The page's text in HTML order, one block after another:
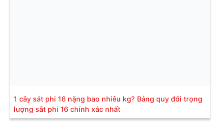
1 cây sắt phi 16 nặng bao nhiêu kg? Bảng quy đổi trọng
lượng sắt phi 16 chính xác nhất